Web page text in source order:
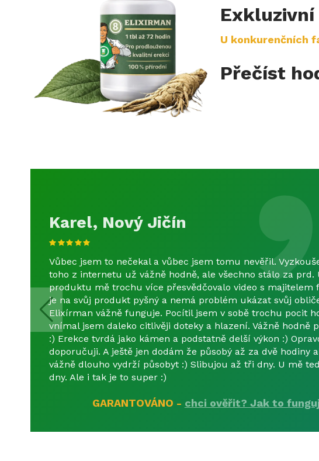
U konkurenčních
Přečíst
Karel, Nový Jičín
Vůbec jsem to nečekal a vůbec jsem tomu nevěřil.
toho z internetu už vážně hodně, ale všechno stálo za prd.
produktu mě trochu více přesvědčovalo video s majitelem
je na svůj produkt pyšný a nemá problém ukázat svůj
Elixírman vážně funguje. Pocítil jsem v sobě trochu pocit
vnímal jsem daleko citlivěji doteky a hlazení. Vážně hodně
:) Erekce tvrdá jako kámen a podstatně delší výkon :)
doporučuji. A ještě jen dodám že působý až za dvě hodiny
vážně dlouho vydrží působyt :) Slibujou až tři dny. U mě
dny. Ale i tak je to super :)
GARANTOVÁNO - chci ověřit? Jak to